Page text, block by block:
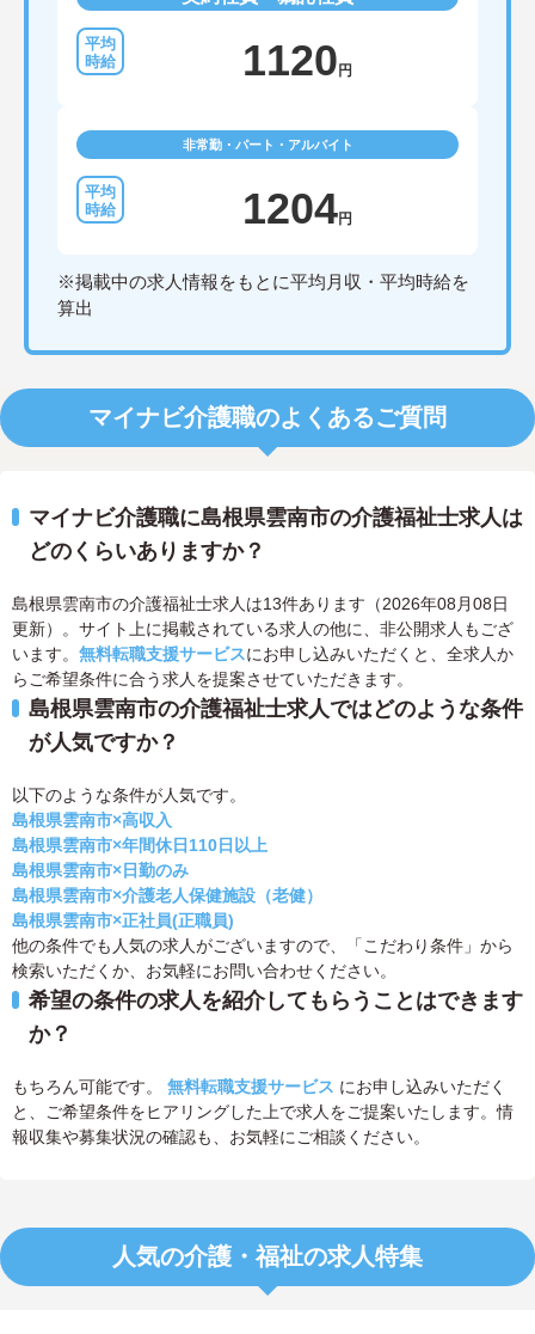
1120円
非常勤・パート・アルバイト
1204円
※掲載中の求人情報をもとに平均月収・平均時給を
算出
マイナビ介護職のよくあるご質問
マイナビ介護職に島根県雲南市の介護福祉士求人は
どのくらいありますか？
島根県雲南市の介護福祉士求人は13件あります（2026年08月08日
更新）。サイト上に掲載されている求人の他に、非公開求人もござ
います。 無料転職支援サービスにお申し込みいただくと、全求人か
らご希望条件に合う求人を提案させていただきます。
島根県雲南市の介護福祉士求人ではどのような条件
が人気ですか？
以下のような条件が人気です。
島根県雲南市×高収入
島根県雲南市×年間休日110日以上
島根県雲南市×日勤のみ
島根県雲南市×介護老人保健施設（老健）
島根県雲南市×正社員(正職員)
他の条件でも人気の求人がございますので、「こだわり条件」から
検索いただくか、お気軽にお問い合わせください。
希望の条件の求人を紹介してもらうことはできます
か？
もちろん可能です。 無料転職支援サービス にお申し込みいただく
と、ご希望条件をヒアリングした上で求人をご提案いたします。情
報収集や募集状況の確認も、お気軽にご相談ください。
人気の介護・福祉の求人特集